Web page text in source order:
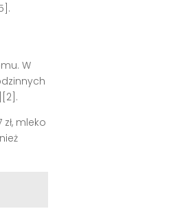
W
mleko